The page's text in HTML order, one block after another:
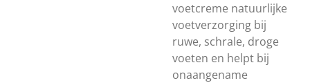
voetcreme natuurlijke
voetverzorging bij
ruwe, schrale, droge
voeten en helpt bij
onaangename